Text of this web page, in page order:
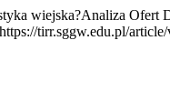
wiejska?Analiza
tirr.sggw.edu.pl/